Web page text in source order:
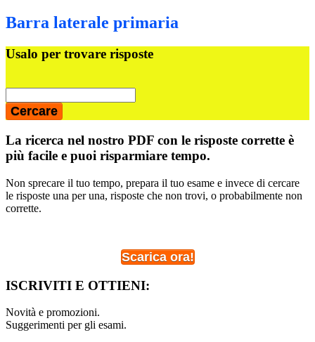
Barra laterale primaria
Usalo per trovare risposte
La ricerca nel nostro PDF con le risposte corrette è
più facile e puoi risparmiare tempo.
Non sprecare il tuo tempo, prepara il tuo esame e invece di cercare
le risposte una per una, risposte che non trovi, o probabilmente non
corrette.
Scarica ora!
ISCRIVITI E OTTIENI:
Novità e promozioni.
Suggerimenti per gli esami.